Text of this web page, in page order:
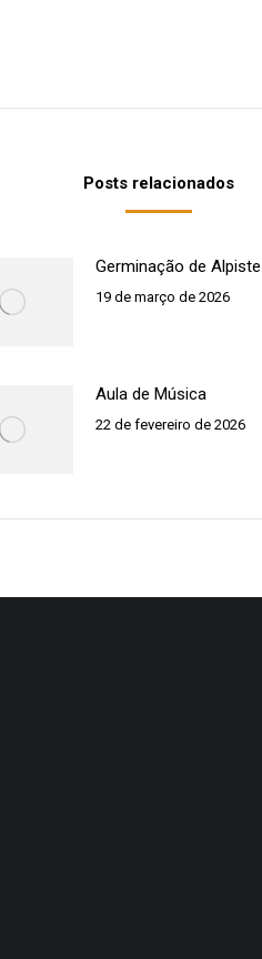
Posts relacionados
Germinação de Alpiste
19 de março de 2026
Aula de Música
22 de fevereiro de 2026